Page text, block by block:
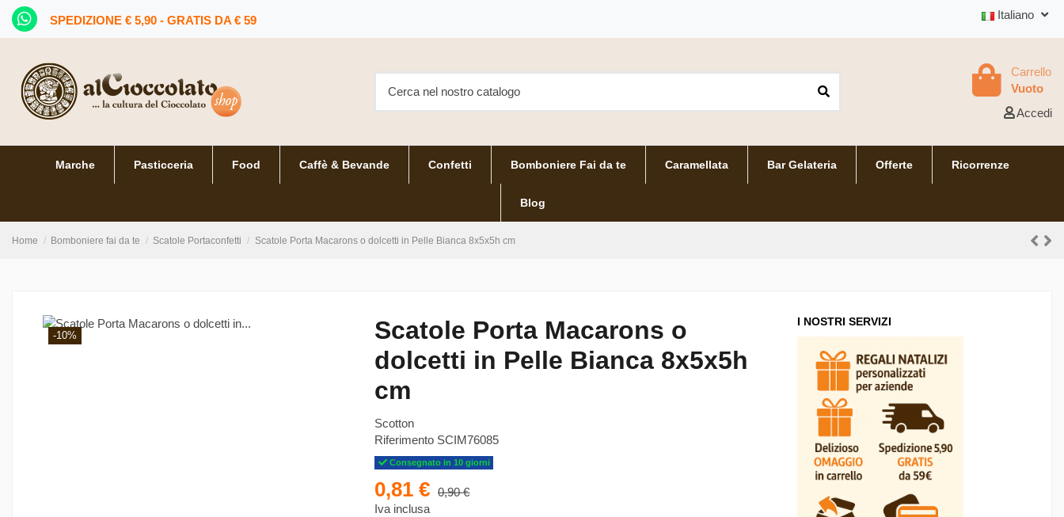
SPEDIZIONE € 5,90 - GRATIS DA € 59 Italiano
Carrello
Vuoto
Accedi
Marche Pasticceria Food Caffè & Bevande Confetti Bomboniere Fai da te Caramellata Bar Gelateria Offerte Ricorrenze
Blog
Home Bomboniere fai da te Scatole Portaconfetti Scatole Porta Macarons o dolcetti in Pelle Bianca 8x5x5h cm
-10%
Scatole Porta Macarons o
dolcetti in Pelle Bianca 8x5x5h
cm
Scotton
Riferimento SCIM76085
Consegnato in 10 giorni
0,81 €
0,90 €
Iva inclusa
I NOSTRI SERVIZI